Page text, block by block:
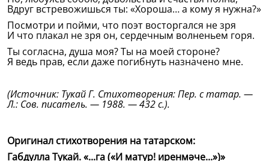
Вдруг встревожишься ты: «Хороша… а кому я нужна?»
Посмотри и пойми, что поэт восторгался не зря
И что плакал не зря он, сердечным волненьем горя.
Ты согласна, душа моя? Ты на моей стороне?
Я ведь прав, если даже погибнуть назначено мне.
(Источник: Тукай Г. Стихотворения: Пер. с татар. —
Л.: Сов. писатель. — 1988. — 432 с.).
Оригинал стихотворения на татарском:
Габдулла Тукай. «...га («И матур! иренмәче...»)»